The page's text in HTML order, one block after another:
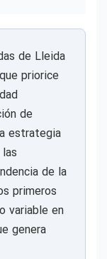
de Lleida
priorice
de
estrategia
de la
primeros
variable en
genera